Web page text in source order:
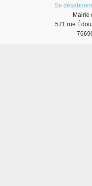
Se
Mairie
571 rue